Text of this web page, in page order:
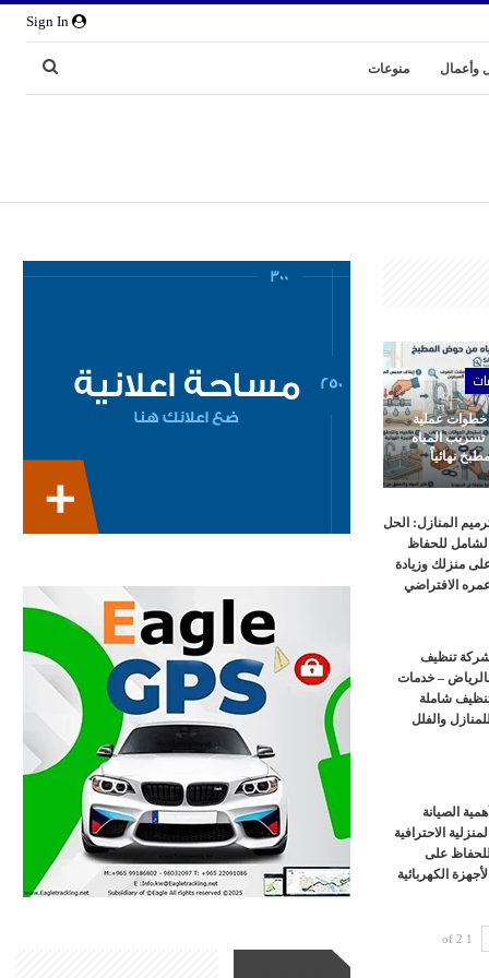
وأعمال منوعات
خطوات عملية
المياه
نهائياً
المنازل: الحل
الشامل للحفاظ
منزلك وزيادة
الافتراضي
تنظيف
– خدمات
شاملة
للمنازل والفلل
أهمية الصيانة
المنزلية الاحترافية
للحفاظ على
الأجهزة الكهربائية
1 of 2